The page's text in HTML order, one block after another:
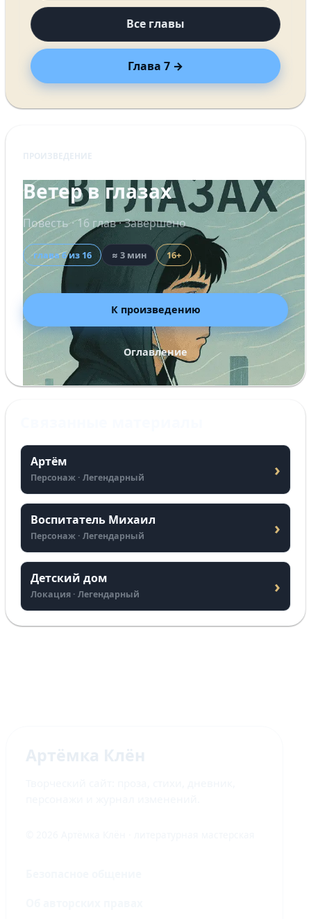
Все главы
Глава 7 →
Ветер в глазах
Повесть · 16 глав · Завершено
глава 6 из 16 ≈ 3 мин 16+
К произведению
Оглавление
Артём
Персонаж · Легендарный ›
Воспитатель Михаил
Персонаж · Легендарный ›
Детский дом
Локация · Легендарный ›